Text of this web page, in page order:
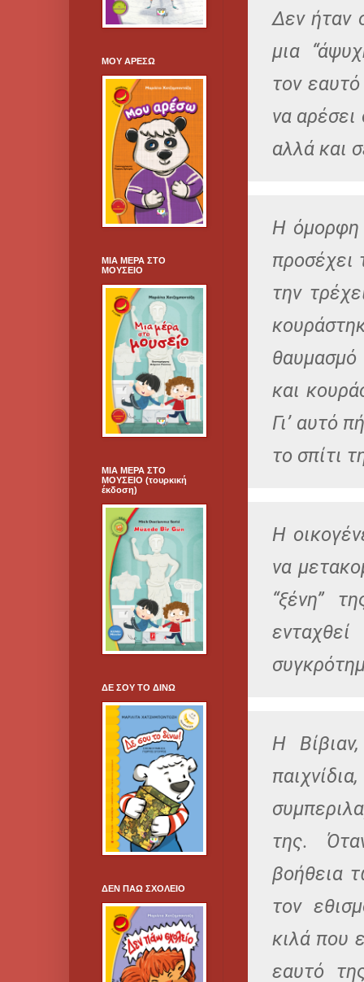
Δεν ήταν
μια
τον
να αρέσει
αλλά και
Η όμορφη
προσέχει
την
θαυμασμό
και
Γι’ αυτό
το σπίτι
Η
να
“ξένη”
Η
της.
βοήθεια
τον
κιλά που
εαυτό
ΜΟΥ ΑΡΕΣΩ
ΜΙΑ ΜΕΡΑ ΣΤΟ
ΜΟΥΣΕΙΟ
ΜΙΑ ΜΕΡΑ ΣΤΟ
ΜΟΥΣΕΙΟ (τουρκική
έκδοση)
ΔΕ ΣΟΥ ΤΟ ΔΙΝΩ
ΔΕΝ ΠΑΩ ΣΧΟΛΕΙΟ